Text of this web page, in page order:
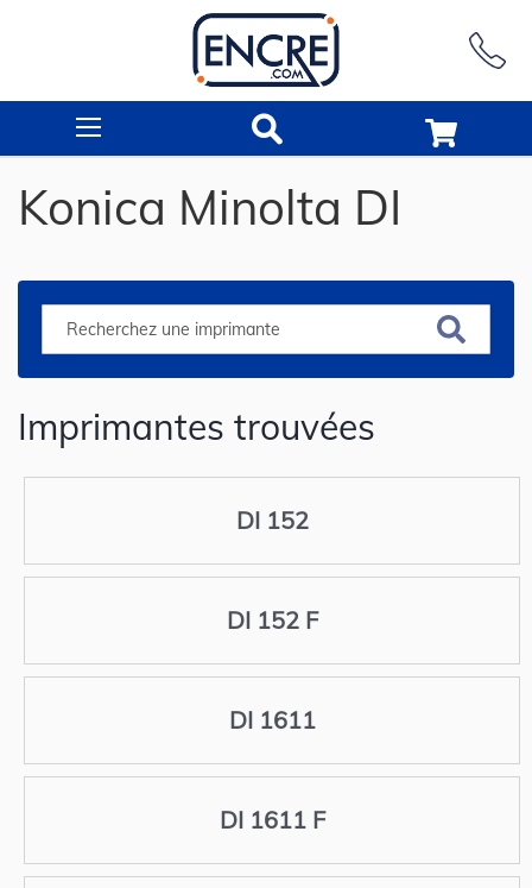
Konica Minolta DI
Imprimantes trouvées
DI 152
DI 152 F
DI 1611
DI 1611 F